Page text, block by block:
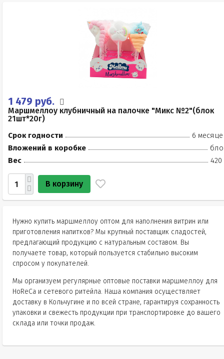
1 479 руб.
Маршмеллоу клубничный на палочке "Микс №2"(блок
21шт*20г)
Срок годности
6
Вложений в коробке
Вес
420
В корзину
Нужно купить маршмеллоу оптом для наполнения витрин или
приготовления напитков? Мы крупный поставщик сладостей,
предлагающий продукцию с натуральным составом. Вы
получаете товар, который пользуется стабильно высоким
спросом у покупателей.
Мы организуем регулярные оптовые поставки маршмеллоу для
HoReCa и сетевого ритейла. Наша компания осуществляет
доставку в Кольчугине и по всей стране, гарантируя сохранность
упаковки и свежесть продукции при транспортировке до вашего
склада или точки продаж.